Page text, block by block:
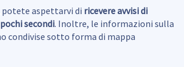
potete aspettarvi di ricevere avvisi di
secondi. Inoltre, le informazioni sulla
condivise sotto forma di mappa